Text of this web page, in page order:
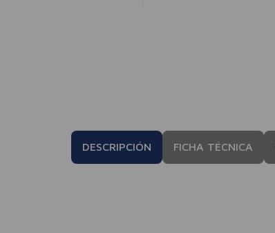
DESCRIPCIÓN FICHA TÉCNICA